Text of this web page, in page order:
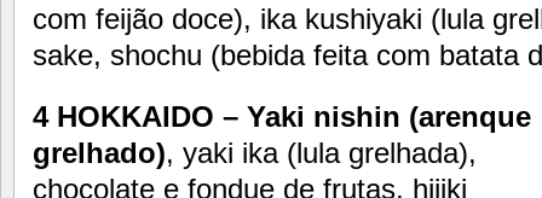
com feijão doce), ika kushiyaki (lula
sake, shochu (bebida feita com batata
4 HOKKAIDO – Yaki nishin (arenque
grelhado), yaki ika (lula grelhada),
chocolate e fondue de frutas, hijiki